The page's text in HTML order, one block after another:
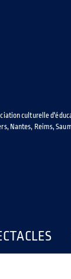
culturelle
Nantes, Reims,